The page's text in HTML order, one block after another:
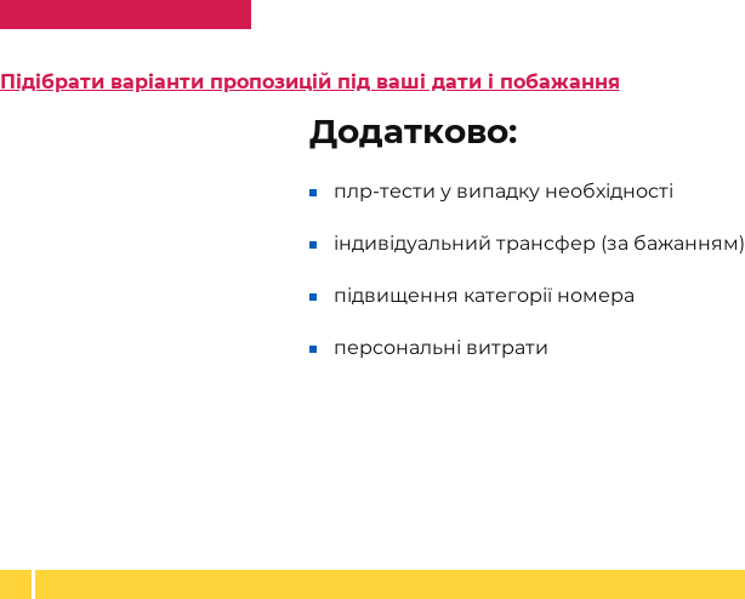
Підібрати варіанти пропозицій під ваші дати і побажання
Додатково:
плр-тести у випадку необхідності
індивідуальний трансфер (за бажанням)
підвищення категорії номера
персональні витрати